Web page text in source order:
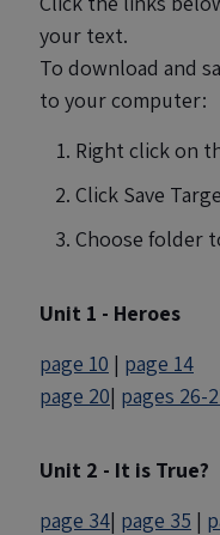
your text.
To download and
to your computer:
Right click on
Click Save
Choose folder
Unit 1 - Heroes
page 10 | page 14
page 20| pages 26-
Unit 2 - It is True?
page 34| page 35 |